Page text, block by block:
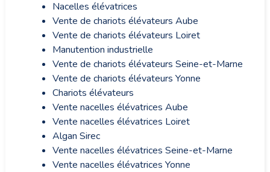
Nacelles élévatrices
Vente de chariots élévateurs Aube
Vente de chariots élévateurs Loiret
Manutention industrielle
Vente de chariots élévateurs Seine-et-Marne
Vente de chariots élévateurs Yonne
Chariots élévateurs
Vente nacelles élévatrices Aube
Vente nacelles élévatrices Loiret
Algan Sirec
Vente nacelles élévatrices Seine-et-Marne
Vente nacelles élévatrices Yonne